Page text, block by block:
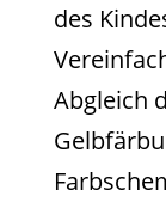
des
Abgleich